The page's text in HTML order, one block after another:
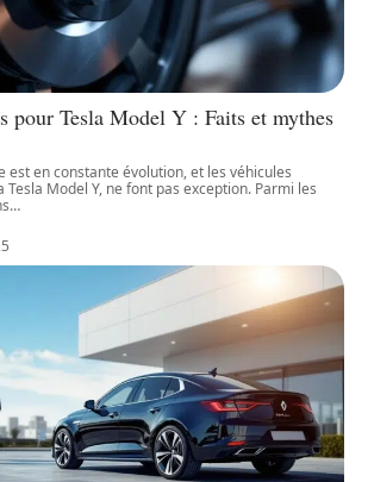
pour Tesla Model Y : Faits et mythes
est en constante évolution, et les véhicules
Model Y, ne font pas exception. Parmi les
…